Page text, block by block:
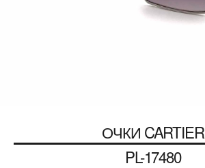
ОЧКИ CARTIER
PL-17480